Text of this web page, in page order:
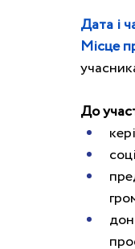
Дата і
Місце
До